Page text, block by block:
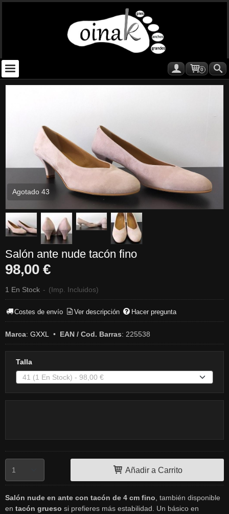
0
Agotado 43
Salón ante nude tacón fino
98,00 €
1 En Stock - (Imp. Incluidos)
Costes de envío Ver descripción Hacer pregunta
Marca: GXXL • EAN / Cod. Barras: 225538
Talla
Añadir a Carrito
Salón nude en ante con tacón de 4 cm fino , también disponible
en tacón grueso si prefieres más estabilidad. Un básico en